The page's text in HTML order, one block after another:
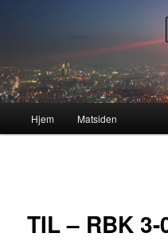
hovedinnholdet
Lasses
Hjem Matsiden
TIL – RBK